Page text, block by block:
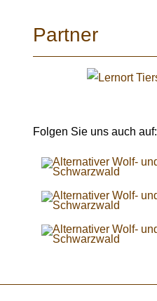
Partner
Folgen Sie uns auch auf: